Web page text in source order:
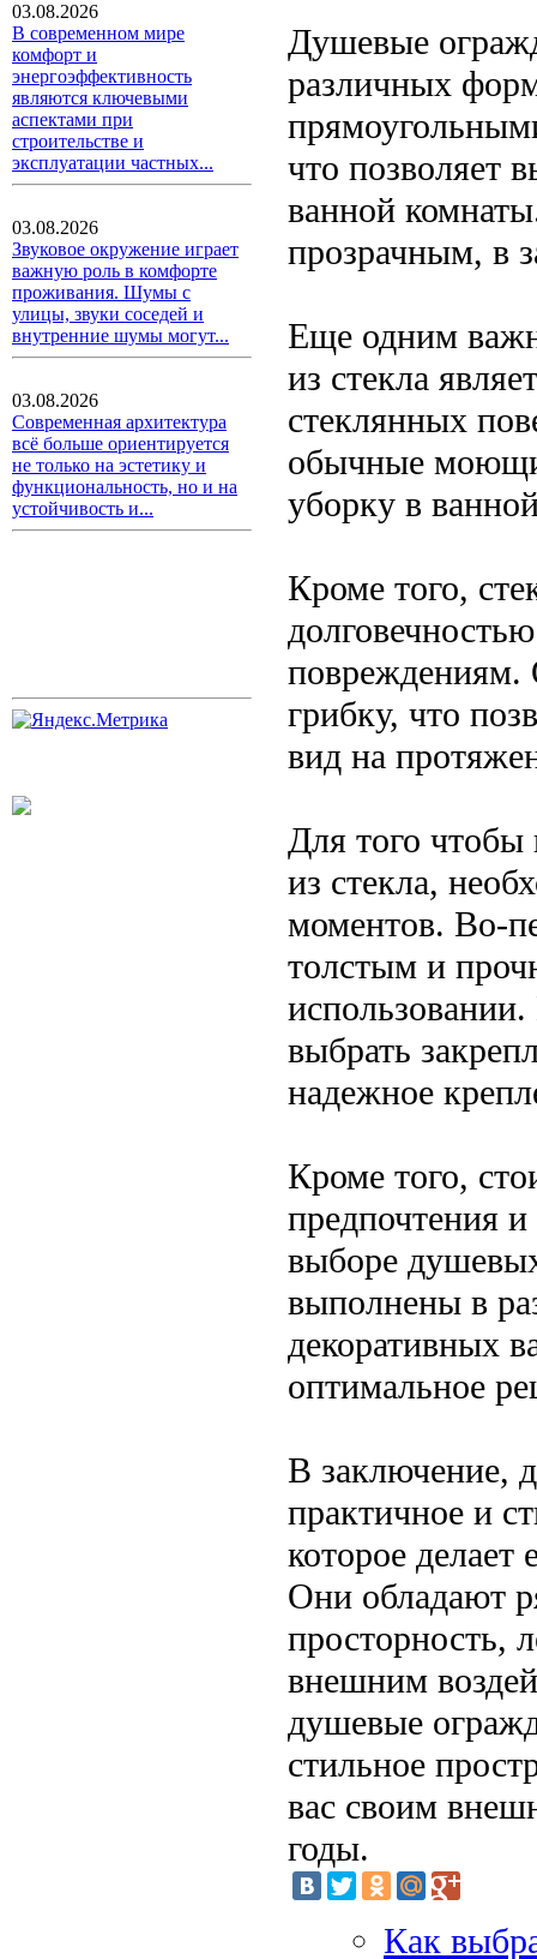
03.08.2026
В современном мире
комфорт и
энергоэффективность
являются ключевыми
аспектами при
строительстве и
эксплуатации частных...
03.08.2026
Звуковое окружение играет
важную роль в комфорте
проживания. Шумы с
улицы, звуки соседей и
внутренние шумы могут...
03.08.2026
Современная архитектура
всё больше ориентируется
не только на эстетику и
функциональность, но и на
устойчивость и...
Душевые
различных
что позволяет
ванной
прозрачным, в
Еще одним
из стекла
стеклянных
обычные
уборку в
Кроме того,
повреждениям.
грибку, что
вид на
Для того чтобы
из стекла,
моментов. Во-
толстым и
выбрать
надежное
Кроме того,
предпочтения
выборе
выполнены в
декоративных
оптимальное
В заключение,
практичное и
которое
Они обладают
просторность,
внешним
душевые
стильное
вас своим
годы.
Как